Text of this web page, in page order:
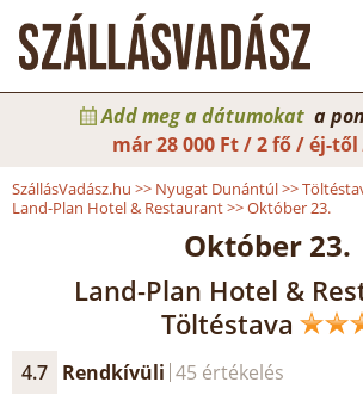
Add meg a dátumokat a
már28 000 Ft / 2 fő / éj-től
SzállásVadász.hu >> Nyugat Dunántúl>>
Land-Plan Hotel & Restaurant>>Október 23.
Október 23.
Land-Plan Hotel &
Töltéstava
4.7 Rendkívüli 45 értékelés